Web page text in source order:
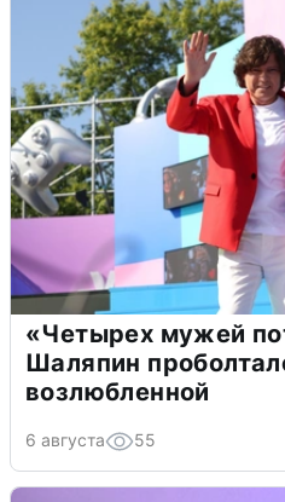
«Четырех мужей
Шаляпин
возлюбленной
6 августа 55